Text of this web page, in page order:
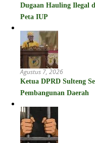
Dugaan Hauling Ilegal
Peta IUP
Agustus 7, 2026
Ketua DPRD Sulteng
Pembangunan Daerah